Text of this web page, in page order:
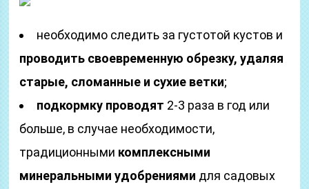
необходимо следить за густотой кустов и
проводить своевременную обрезку, удаляя
старые, сломанные и сухие ветки;
подкормку проводят 2-3 раза в год или
больше, в случае необходимости,
традиционными комплексными
минеральными удобрениями для садовых